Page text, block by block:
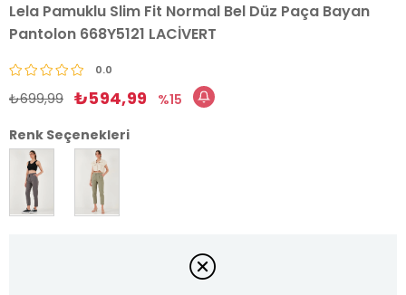
Lela Pamuklu Slim Fit Normal Bel Düz Paça Bayan
Pantolon 668Y5121 LACİVERT
0.0
₺699,99 ₺594,99
15
Renk Seçenekleri